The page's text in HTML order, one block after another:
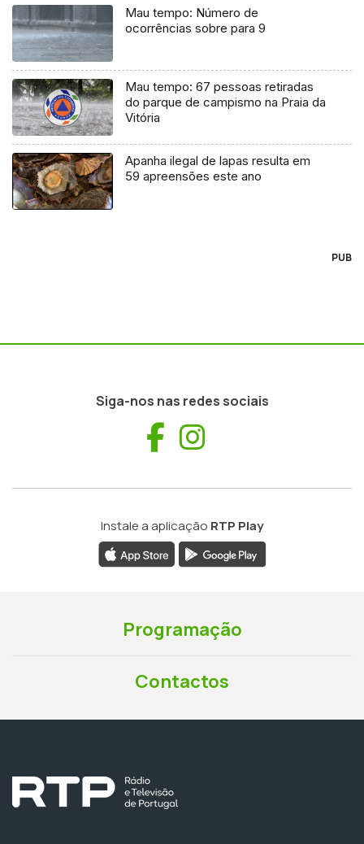
Mau tempo: Número de
ocorrências sobre para 9
Mau tempo: 67 pessoas retiradas
do parque de campismo na Praia da
Vitória
Apanha ilegal de lapas resulta em
59 apreensões este ano
PUB
Siga-nos nas redes sociais
Facebook
Instale a aplicação RTP Play
Programação
Contactos